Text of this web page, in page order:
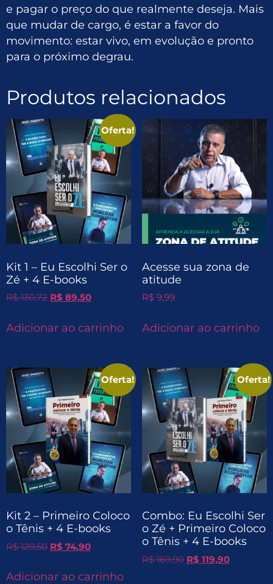
e pagar o preço do que realmente deseja. Mais
que mudar de cargo, é estar a favor do
movimento: estar vivo, em evolução e pronto
para o próximo degrau.
Produtos relacionados
Oferta!
Kit 1 – Eu Escolhi Ser o
Zé + 4 E-books
R$130,72 R$ 89,50
Adicionar ao carrinho
Acesse sua zona de
atitude
R$9,99
Adicionar ao carrinho
Oferta!
Kit 2 – Primeiro Coloco
o Tênis + 4 E-books
R$129,50 R$ 74,90
Adicionar ao carrinho
Oferta!
Combo: Eu Escolhi Ser
o Zé + Primeiro Coloco
o Tênis + 4 E-books
R$169,90 R$ 119,90